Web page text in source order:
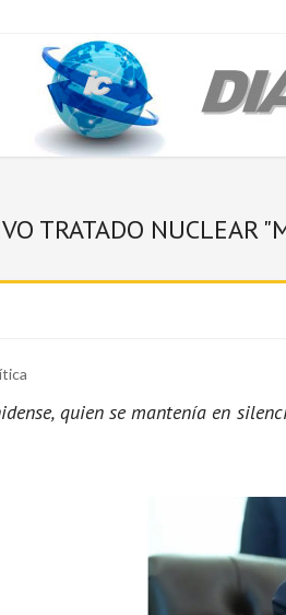
TRATADO NUCLEAR
quien se mantenía en